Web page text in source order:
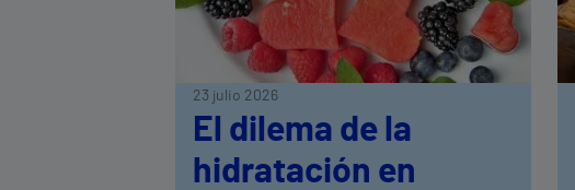
23 julio 2026
El dilema de la
hidratación en